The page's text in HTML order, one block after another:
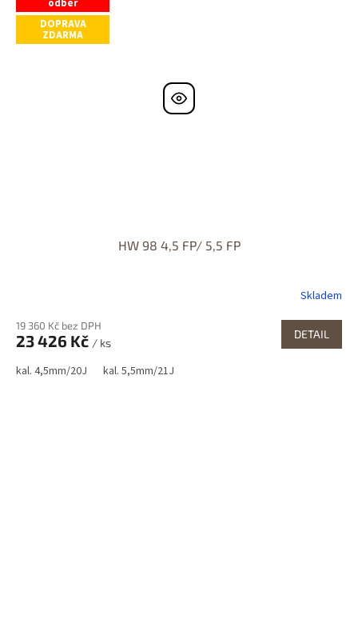
odběr
DOPRAVA
ZDARMA
HW 98 4,5 FP/ 5,5 FP
Skladem
19 360 Kč bez DPH
23 426 Kč / ks
DETAIL
kal. 4,5mm/20J kal. 5,5mm/21J